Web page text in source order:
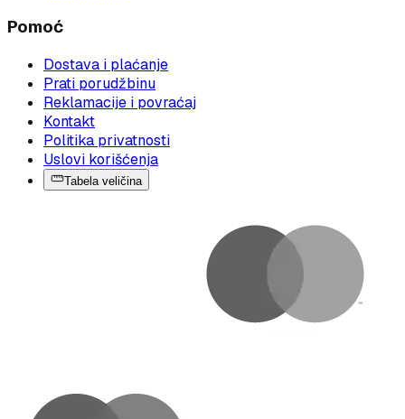
Pomoć
Dostava i plaćanje
Prati porudžbinu
Reklamacije i povraćaj
Kontakt
Politika privatnosti
Uslovi korišćenja
Tabela veličina